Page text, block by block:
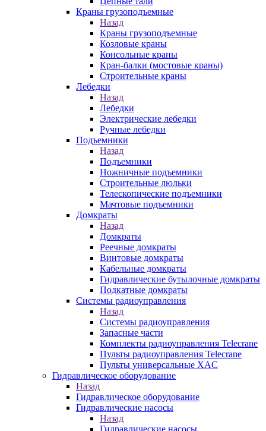
Краны грузоподъемные
Назад
Краны грузоподъемные
Козловые краны
Консольные краны
Кран-балки (мостовые краны)
Строительные краны
Лебедки
Назад
Лебедки
Электрические лебедки
Ручные лебедки
Подъемники
Назад
Подъемники
Ножничные подъемники
Строительные люльки
Телескопические подъемники
Мачтовые подъемники
Домкраты
Назад
Домкраты
Реечные домкраты
Винтовые домкраты
Кабельные домкраты
Гидравлические бутылочные домкраты
Подкатные домкраты
Системы радиоуправления
Назад
Системы радиоуправления
Запасные части
Комплекты радиоуправления Telecrane
Пульты радиоуправления Telecrane
Пульты универсальные XAC
Гидравлическое оборудование
Назад
Гидравлическое оборудование
Гидравлические насосы
Назад
Гидравлические насосы